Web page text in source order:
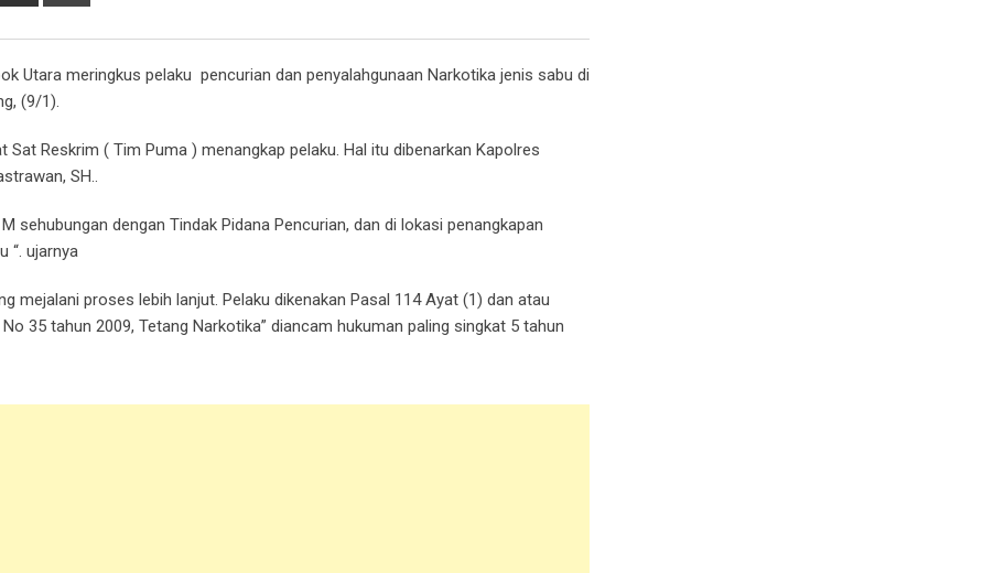
Utara meringkus pelaku pencurian dan penyalahgunaan Narkotika jenis sabu di
(9/1).
Reskrim ( Tim Puma ) menangkap pelaku. Hal itu dibenarkan Kapolres
SH..
sehubungan dengan Tindak Pidana Pencurian, dan di lokasi penangkapan
“. ujarnya
mejalani proses lebih lanjut. Pelaku dikenakan Pasal 114 Ayat (1) dan atau
35 tahun 2009, Tetang Narkotika” diancam hukuman paling singkat 5 tahun